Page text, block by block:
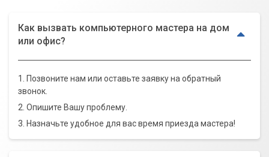
Как вызвать компьютерного мастера на дом
или офис?
1. Позвоните нам или оставьте заявку на обратный
звонок.
2. Опишите Вашу проблему.
3. Назначьте удобное для вас время приезда мастера!